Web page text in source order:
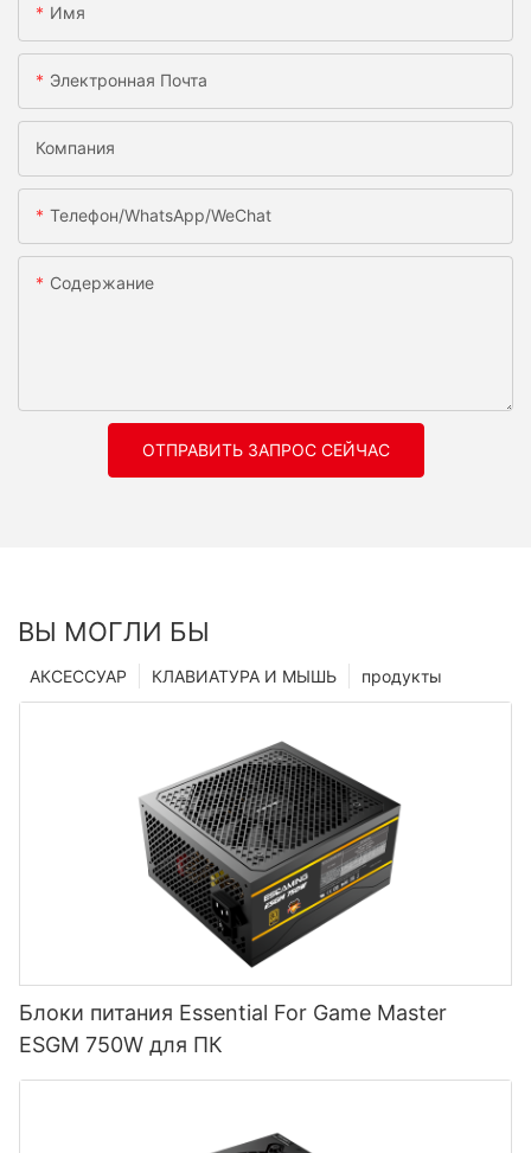
Имя
Электронная Почта
Компания
Телефон/WhatsApp/WeChat
Содержание
ОТПРАВИТЬ ЗАПРОС СЕЙЧАС
ВЫ МОГЛИ БЫ
продукты
КЛАВИАТУРА И МЫШЬ
АКСЕССУАР
Блоки питания Essential For Game Master
ESGM 750W для ПК